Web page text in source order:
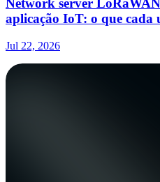
Network server
aplicação IoT: o que cada
Jul 22, 2026